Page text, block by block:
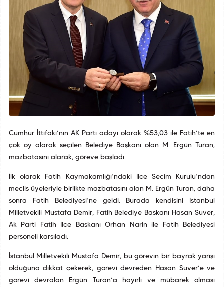
Cumhur İttifakı’nın AK Parti adayı olarak %53,03 ile Fatih’te en
çok oy alarak seçilen Belediye Başkanı olan M. Ergün Turan,
mazbatasını alarak, göreve başladı.
İlk olarak Fatih Kaymakamlığı’ndaki İlçe Seçim Kurulu’ndan
meclis üyeleriyle birlikte mazbatasını alan M. Ergün Turan, daha
sonra Fatih Belediyesi’ne geldi. Burada kendisini İstanbul
Milletvekili Mustafa Demir, Fatih Belediye Başkanı Hasan Suver,
Ak Parti Fatih İlçe Başkanı Orhan Narin ile Fatih Belediyesi
personeli karşıladı.
İstanbul Milletvekili Mustafa Demir, bu görevin bir bayrak yarışı
olduğuna dikkat çekerek, görevi devreden Hasan Suver’e ve
görevi devralan Ergün Turan’a hayırlı ve mübarek olması